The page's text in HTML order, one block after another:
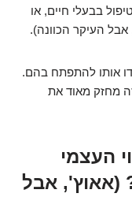
בבעלי חיים, או
העיקר הכוונה).
אותו להתפתח בהם.
מחזק מאוד את
העצמי
(אאוץ', אבל